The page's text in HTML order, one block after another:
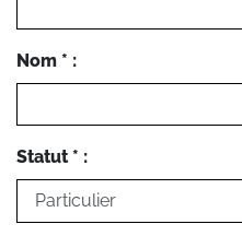
Nom * :
Statut * :